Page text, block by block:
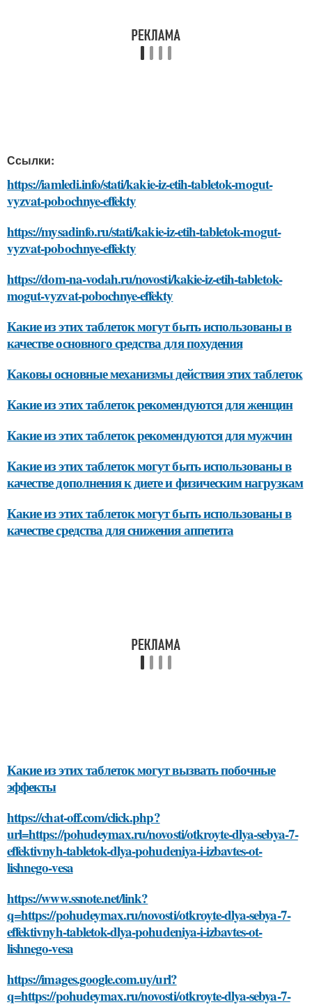
Ссылки:
https://iamledi.info/stati/kakie-iz-etih-tabletok-mogut-
vyzvat-pobochnye-effekty
https://mysadinfo.ru/stati/kakie-iz-etih-tabletok-mogut-
vyzvat-pobochnye-effekty
https://dom-na-vodah.ru/novosti/kakie-iz-etih-tabletok-
mogut-vyzvat-pobochnye-effekty
Какие из этих таблеток могут быть использованы в
качестве основного средства для похудения
Каковы основные механизмы действия этих таблеток
Какие из этих таблеток рекомендуются для женщин
Какие из этих таблеток рекомендуются для мужчин
Какие из этих таблеток могут быть использованы в
качестве дополнения к диете и физическим нагрузкам
Какие из этих таблеток могут быть использованы в
качестве средства для снижения аппетита
Какие из этих таблеток могут вызвать побочные
эффекты
https://chat-off.com/click.php?
url=https://pohudeymax.ru/novosti/otkroyte-dlya-sebya-7-
effektivnyh-tabletok-dlya-pohudeniya-i-izbavtes-ot-
lishnego-vesa
https://www.ssnote.net/link?
q=https://pohudeymax.ru/novosti/otkroyte-dlya-sebya-7-
effektivnyh-tabletok-dlya-pohudeniya-i-izbavtes-ot-
lishnego-vesa
https://images.google.com.uy/url?
q=https://pohudeymax.ru/novosti/otkroyte-dlya-sebya-7-